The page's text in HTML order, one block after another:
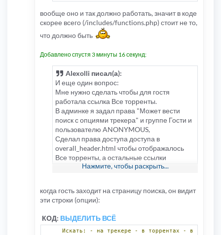
вообще оно и так должно работать, значит в коде
скорее всего (/includes/functions.php) стоит не то,
что должно быть
Добавлено спустя 3 минуты 16 секунд:
Alexolli писал(а):
И еще один вопрос:
Мне нужно сделать чтобы для гостя
работала ссылка Все торренты.
В админке я задал права "Может вести
поиск с опциями трекера" и группе Гости и
пользователю ANONYMOUS,
Сделал права доступа доступа в
overall_header.html чтобы отображалось
Все торренты, а остальные ссылки
скрывались вот так:
Нажмите, чтобы раскрыть...
когда гость заходит на страницу поиска, он видит
эти строки (опции):
КОД: ВЫДЕЛИТЬ ВСЁ
Искать: - на трекере - в торрентах - в